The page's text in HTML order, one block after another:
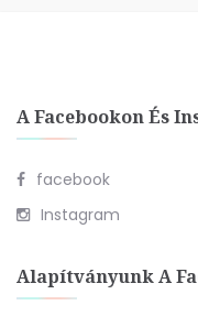
A Facebookon És
facebook
Instagram
Alapítványunk A